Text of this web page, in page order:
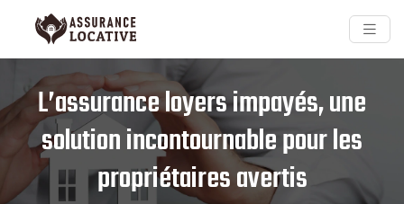
L’assurance loyers impayés, une
solution incontournable pour les
propriétaires avertis